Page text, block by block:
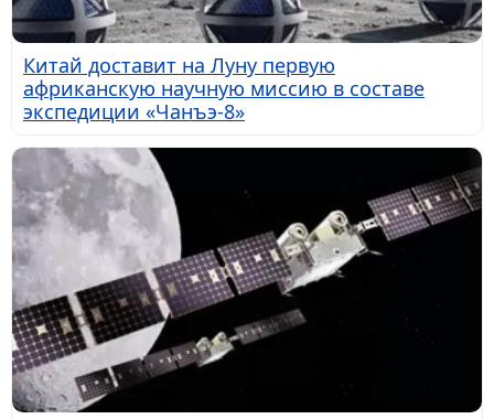
Китай доставит на Луну первую
африканскую научную миссию в составе
экспедиции «Чанъэ-8»